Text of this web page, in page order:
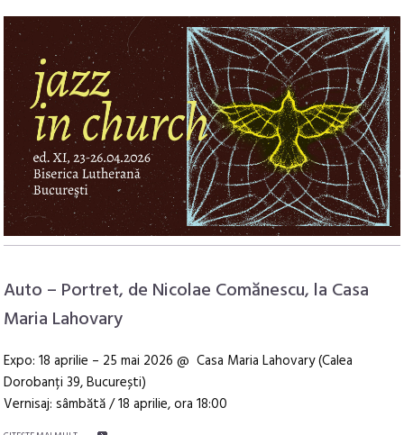
Auto – Portret, de Nicolae Comănescu, la Casa
Maria Lahovary
Expo: 18 aprilie – 25 mai 2026 @ Casa Maria Lahovary (Calea
Dorobanți 39, București)
Vernisaj: sâmbătă / 18 aprilie, ora 18:00